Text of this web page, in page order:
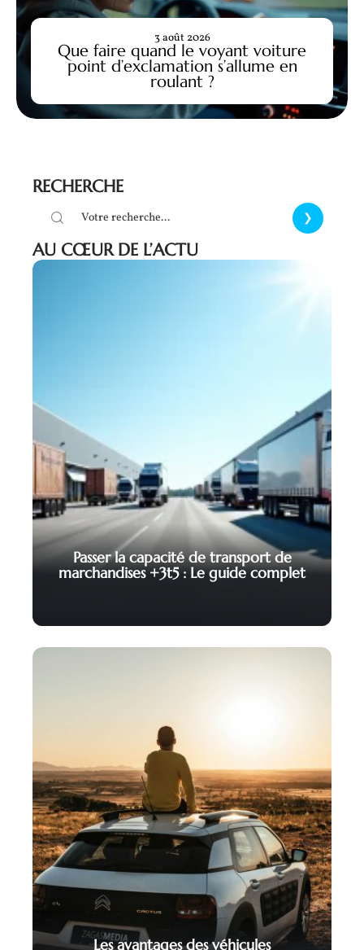
Que faire quand le voyant voiture
point d’exclamation s’allume en
roulant ?
3 août 2026
RECHERCHE
AU CŒUR DE L’ACTU
Passer la capacité de transport de
marchandises +3t5 : Le guide complet
Les avantages des véhicules